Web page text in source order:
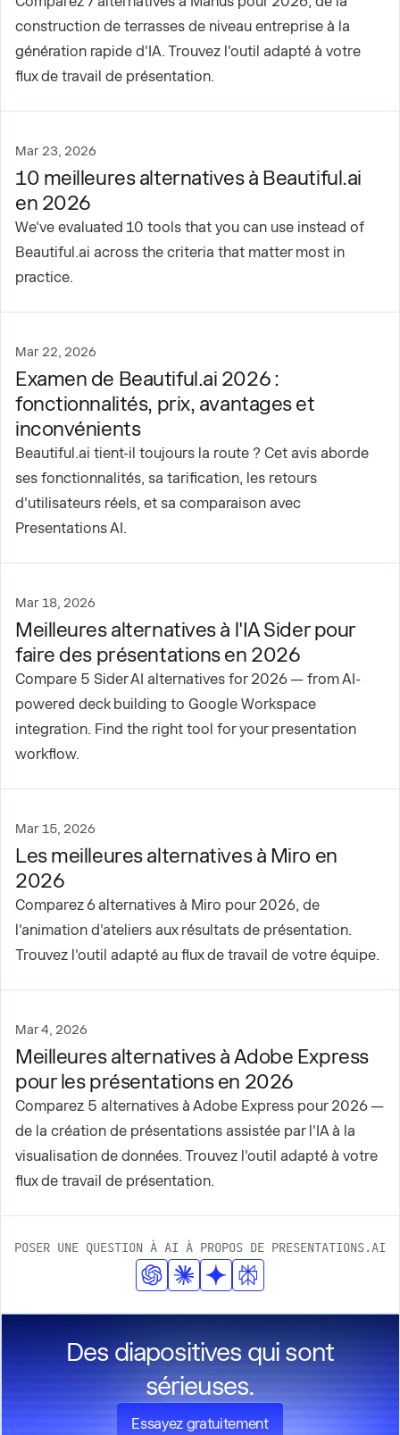
construction de terrasses de niveau entreprise à la
génération rapide d'IA. Trouvez l'outil adapté à votre
flux de travail de présentation.
Mar 23, 2026
10 meilleures alternatives à Beautiful.ai
en 2026
We've evaluated 10 tools that you can use instead of
Beautiful.ai across the criteria that matter most in
practice.
Mar 22, 2026
Examen de Beautiful.ai 2026 :
fonctionnalités, prix, avantages et
inconvénients
Beautiful.ai tient-il toujours la route ? Cet avis aborde
ses fonctionnalités, sa tarification, les retours
d'utilisateurs réels, et sa comparaison avec
Presentations AI.
Mar 18, 2026
Meilleures alternatives à l'IA Sider pour
faire des présentations en 2026
Compare 5 Sider AI alternatives for 2026 — from AI-
powered deck building to Google Workspace
integration. Find the right tool for your presentation
workflow.
Mar 15, 2026
Les meilleures alternatives à Miro en
2026
Comparez 6 alternatives à Miro pour 2026, de
l'animation d'ateliers aux résultats de présentation.
Trouvez l'outil adapté au flux de travail de votre équipe.
Mar 4, 2026
Meilleures alternatives à Adobe Express
pour les présentations en 2026
Comparez 5 alternatives à Adobe Express pour 2026 —
de la création de présentations assistée par l'IA à la
visualisation de données. Trouvez l'outil adapté à votre
flux de travail de présentation.
POSER UNE QUESTION À AI À PROPOS DE PRESENTATIONS.AI
Des diapositives qui sont
sérieuses.
Essayez gratuitement